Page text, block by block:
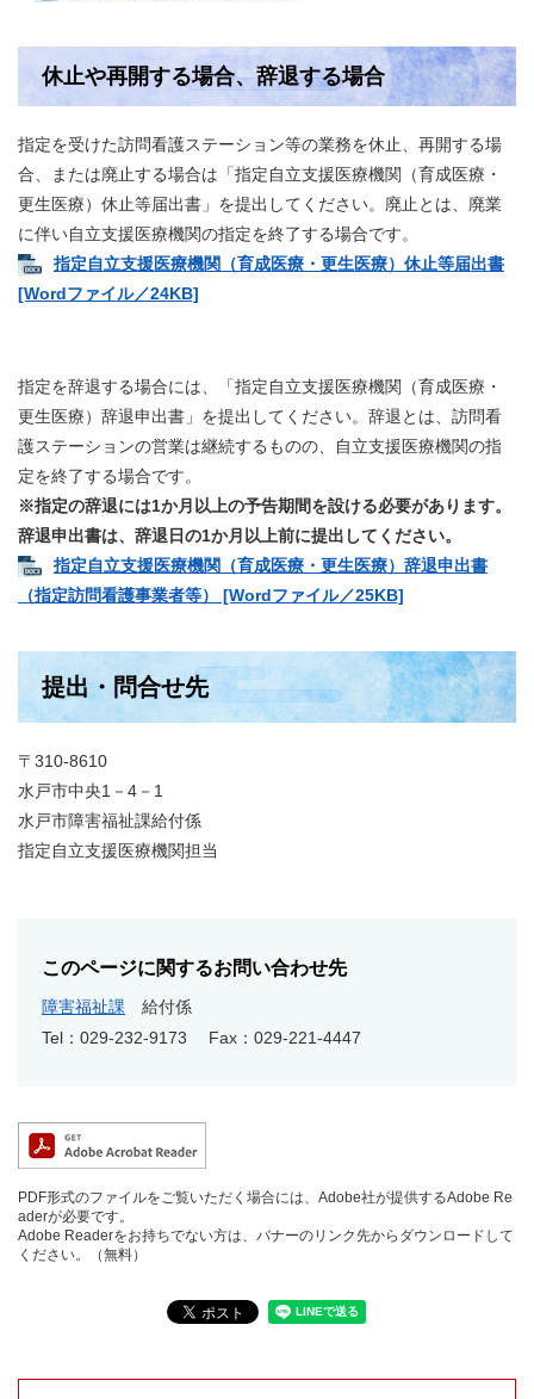
休止や再開する場合、辞退する場合
指定を受けた訪問看護ステーション等の業務を休止、再開する場
合、または廃止する場合は「指定自立支援医療機関（育成医療・
更生医療）休止等届出書」を提出してください。廃止とは、廃業
に伴い自立支援医療機関の指定を終了する場合です。
指定自立支援医療機関（育成医療・更生医療）休止等届出書
[Wordファイル／24KB]
指定を辞退する場合には、「指定自立支援医療機関（育成医療・
更生医療）辞退申出書」を提出してください。辞退とは、訪問看
護ステーションの営業は継続するものの、自立支援医療機関の指
定を終了する場合です。
※指定の辞退には1か月以上の予告期間を設ける必要があります。
辞退申出書は、辞退日の1か月以上前に提出してください。
指定自立支援医療機関（育成医療・更生医療）辞退申出書
（指定訪問看護事業者等） [Wordファイル／25KB]
提出・問合せ先
〒310-8610
水戸市中央1－4－1
水戸市障害福祉課給付係
指定自立支援医療機関担当
このページに関するお問い合わせ先
障害福祉課
給付係
Tel：029-232-9173
Fax：029-221-4447
PDF形式のファイルをご覧いただく場合には、Adobe社が提供するAdobe Re
aderが必要です。
Adobe Readerをお持ちでない方は、バナーのリンク先からダウンロードして
ください。（無料）